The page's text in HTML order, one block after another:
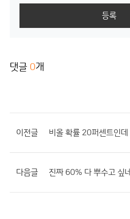
등록
댓글 0개
이전글 비올 확률 20퍼센트인데
다음글 진짜 60% 다 뿌수고 싶네